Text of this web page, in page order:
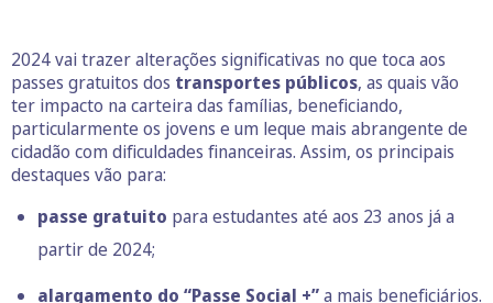
2024 vai trazer alterações significativas no que toca aos
passes gratuitos dos transportes públicos, as quais vão
ter impacto na carteira das famílias, beneficiando,
particularmente os jovens e um leque mais abrangente de
cidadão com dificuldades financeiras. Assim, os principais
destaques vão para:
passe gratuito para estudantes até aos 23 anos já a
partir de 2024;
alargamento do “Passe Social +”a mais beneficiários.